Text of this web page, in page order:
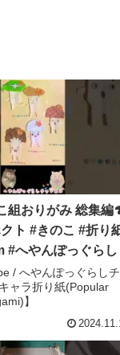
組おりがみ 総集編
ト #きのこ #折り
#へやんぽっぐらし
らしチャンネル【
紙(Popular
/ へやんぽっぐらし
ャラ折り紙(Popular
】